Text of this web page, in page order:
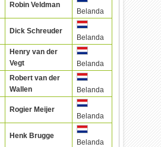
Robin Veldman
Belanda
Dick Schreuder
Belanda
Henry van der
Vegt
Belanda
Robert van der
Wallen
Belanda
Rogier Meijer
Belanda
Henk Brugge
Belanda